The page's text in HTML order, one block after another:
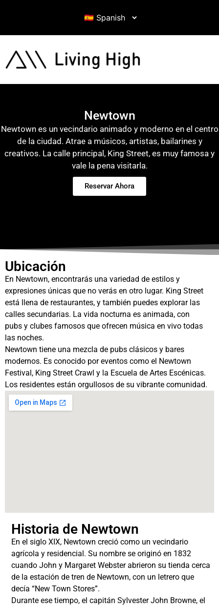
Newtown
Newtown es un vecindario animado y moderno en el centro
de la ciudad. Atrae a músicos, artistas, bailarines y
creativos. La calle principal, King Street, es muy famosa y
vale la pena visitarla.
Reservar Ahora
Ubicación
En Newtown, encontrarás una variedad de estilos y
expresiones únicas que no verás en otro lugar. King Street
está llena de restaurantes, y también puedes explorar las
calles secundarias. La vida nocturna es animada, con
pubs y clubes famosos que ofrecen música en vivo todas
las noches.
Newtown tiene una mezcla de pubs clásicos y bares
modernos. Es conocido por eventos como el Newtown
Festival, King Street Crawl y la Escuela de Artes Escénicas.
Los residentes están orgullosos de su vibrante comunidad.
Historia de Newtown
En el siglo XIX, Newtown creció como un vecindario
agrícola y residencial. Su nombre se originó en 1832
cuando John y Margaret Webster abrieron su tienda cerca
de la estación de tren de Newtown, con un letrero que
decía “New Town Stores”.
Durante ese tiempo, el capitán Sylvester John Browne, el